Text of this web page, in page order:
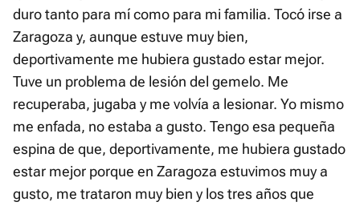
duro tanto para mí como para mi familia. Tocó irse a
Zaragoza y, aunque estuve muy bien,
deportivamente me hubiera gustado estar mejor.
Tuve un problema de lesión del gemelo. Me
recuperaba, jugaba y me volvía a lesionar. Yo mismo
me enfada, no estaba a gusto. Tengo esa pequeña
espina de que, deportivamente, me hubiera gustado
estar mejor porque en Zaragoza estuvimos muy a
gusto, me trataron muy bien y los tres años que